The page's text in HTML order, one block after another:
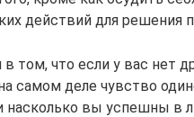
действий для решения
том, что если у вас нет
самом деле чувство
насколько вы успешны в